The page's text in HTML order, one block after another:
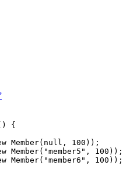
{
Member( null, 100 )) ;
Member( "member5 " , 100 )) ;
Member( "member6 " , 100 )) ;